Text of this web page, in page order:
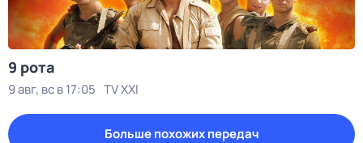
9 рота
9 авг, вс в 17:05 TV XXI
Больше похожих передач